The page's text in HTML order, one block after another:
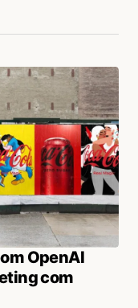
OpenAI
com